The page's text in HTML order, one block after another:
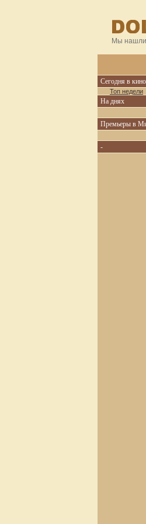
Мы
Сегодня в кино
Топ недели
На днях
Премьеры в
-